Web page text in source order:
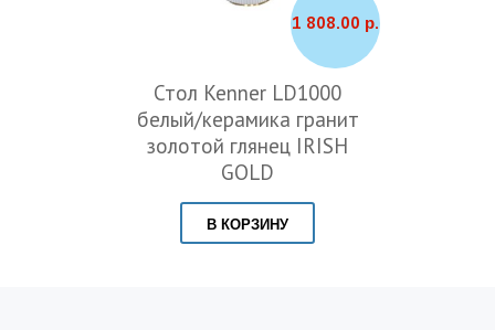
1 808.00 р.
Стол Kenner LD1000
белый/керамика гранит
золотой глянец IRISH
GOLD
В КОРЗИНУ